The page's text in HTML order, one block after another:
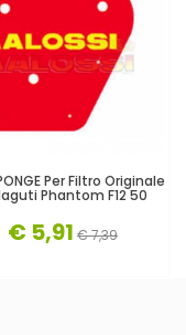
Per Filtro Originale
Phantom F12 50
€ 5,91 € 7,39